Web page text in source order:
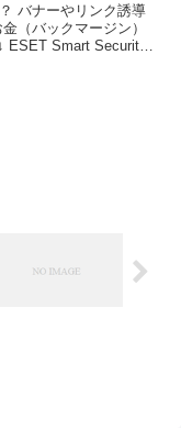
バナーやリンク誘導
（バックマージン）
Smart Security